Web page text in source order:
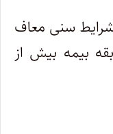
شرایط سنی معاف
بیمه بیش از